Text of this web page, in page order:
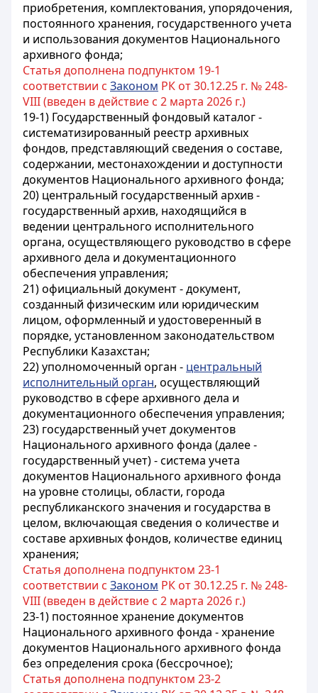
приобретения, комплектования, упорядочения,
постоянного хранения, государственного учета
и использования документов Национального
архивного фонда;
Статья дополнена подпунктом 19-1
соответствии с Законом РК от 30.12.25 г. № 248-
VIII (введен в действие с 2 марта 2026 г.)
19-1) Государственный фондовый каталог -
систематизированный реестр архивных
фондов, представляющий сведения о составе,
содержании, местонахождении и доступности
документов Национального архивного фонда;
20) центральный государственный архив -
государственный архив, находящийся в
ведении центрального исполнительного
органа, осуществляющего руководство в сфере
архивного дела и документационного
обеспечения управления;
21) официальный документ - документ,
созданный физическим или юридическим
лицом, оформленный и удостоверенный в
порядке, установленном законодательством
Республики Казахстан;
22) уполномоченный орган - центральный
исполнительный орган, осуществляющий
руководство в сфере архивного дела и
документационного обеспечения управления;
23) государственный учет документов
Национального архивного фонда (далее -
государственный учет) - система учета
документов Национального архивного фонда
на уровне столицы, области, города
республиканского значения и государства в
целом, включающая сведения о количестве и
составе архивных фондов, количестве единиц
хранения;
Статья дополнена подпунктом 23-1
соответствии с Законом РК от 30.12.25 г. № 248-
VIII (введен в действие с 2 марта 2026 г.)
23-1) постоянное хранение документов
Национального архивного фонда - хранение
документов Национального архивного фонда
без определения срока (бессрочное);
Статья дополнена подпунктом 23-2